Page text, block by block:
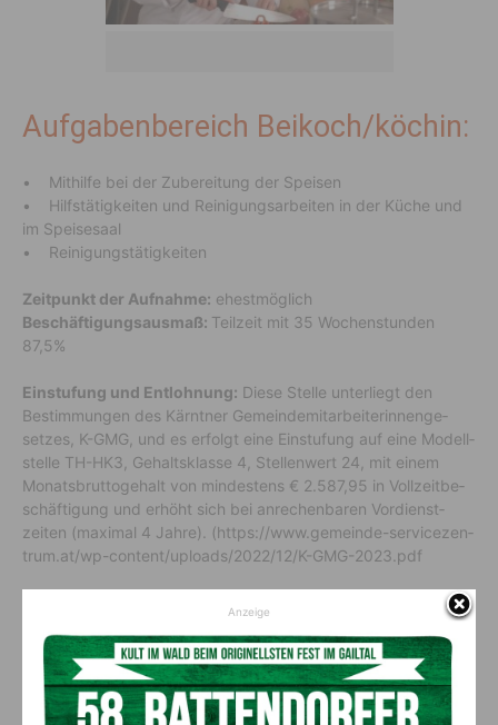
Aufgabenbereich Beikoch/köchin:
• Mithilfe bei der Zube­rei­tung der Speisen
• Hilfs­tä­tig­keiten und Reini­gungs­ar­beiten in der Küche und
im Spei­se­saal
• Reini­gungs­tä­tig­keiten
Zeitpunkt der Aufnahme: ehest­mög­lich
Beschäftigungsausmaß: Teil­zeit mit 35 Wochen­stunden
87,5%
Einstufung und Entlohnung: Diese Stelle unter­liegt den
Bestim­mungen des Kärntner Gemein­de­mit­ar­bei­te­rin­nen­ge­
setzes, K-GMG, und es erfolgt eine Einstu­fung auf eine Modell­
stelle TH-HK3, Gehalts­klasse 4, Stel­len­wert 24, mit einem
Monats­brut­to­ge­halt von mindes­tens € 2.587,95 in Voll­zeit­be­
schäf­ti­gung und erhöht sich bei anre­chen­baren Vordienst­
zeiten (maximal 4 Jahre). (https://​www.gemeinde-service­zen­
trum.at/​wp-content/​uploads/​2022/​12/​K-GMG-2023.pdf
• Einschlä­gige Erfah­rung als Beikoch/​Beikö­chin
• Der Verwen­dung entspre­chender körper­liche und geis­tige
Eignung und
• die öster­rei­chi­sche Staats­bür­ger­schaft oder unbe­
Anzeige